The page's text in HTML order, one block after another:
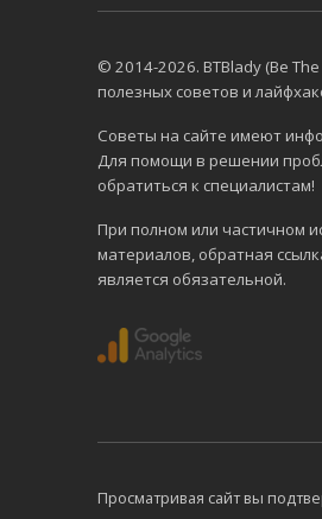
© 2014-2026. BTBlady (Be
полезных советов и
Советы на сайте имеют
Для помощи в решении
обратиться к специалистам!
При полном или частичном
материалов, обратная
является обязательной.
Просматривая сайт вы